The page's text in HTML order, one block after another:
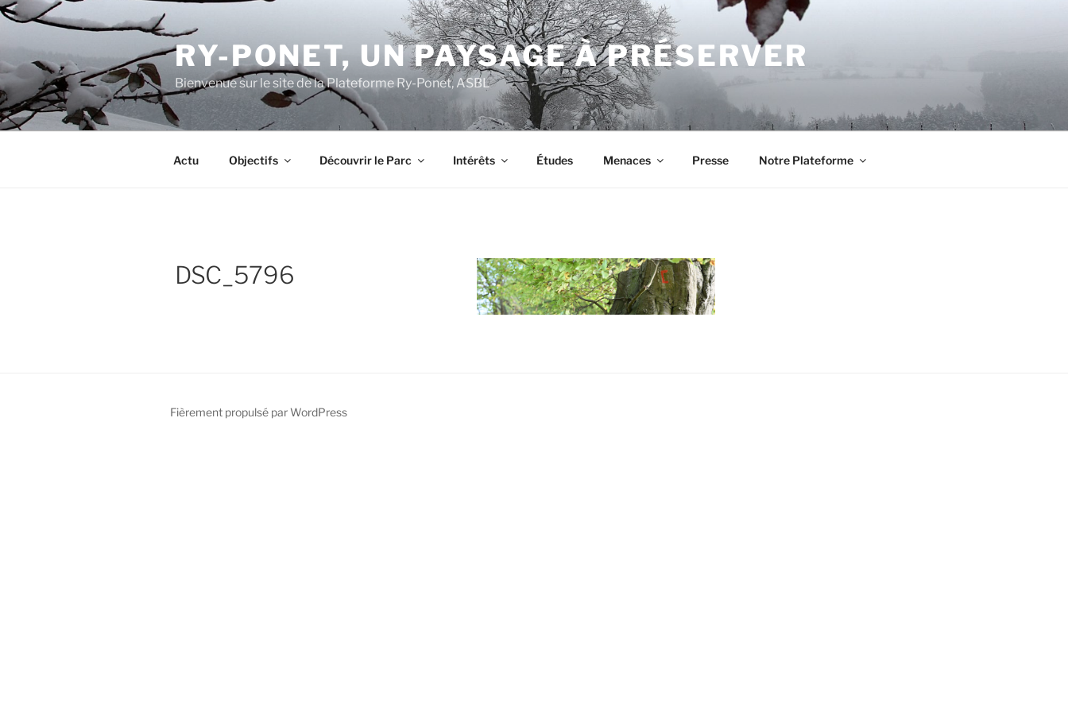
Aller
principal
RY-PONET, UN PAYSAGE À PRÉSERVER
Bienvenue sur le site de la Plateforme Ry-Ponet, ASBL
Actu Objectifs Découvrir le Parc Intérêts Études Menaces Presse Notre Plateforme
DSC_5796
Fièrement propulsé par WordPress